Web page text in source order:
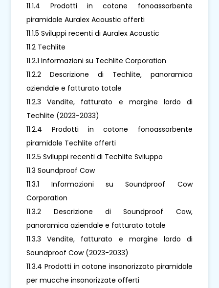
11.1.4 Prodotti in cotone fonoassorbente
piramidale Auralex Acoustic offerti
11.1.5 Sviluppi recenti di Auralex Acoustic
11.2 Techlite
11.2.1 Informazioni su Techlite Corporation
11.2.2 Descrizione di Techlite, panoramica
aziendale e fatturato totale
11.2.3 Vendite, fatturato e margine lordo di
Techlite (2023-2033)
11.2.4 Prodotti in cotone fonoassorbente
piramidale Techlite offerti
11.2.5 Sviluppi recenti di Techlite Sviluppo
11.3 Soundproof Cow
11.3.1 Informazioni su Soundproof Cow
Corporation
11.3.2 Descrizione di Soundproof Cow,
panoramica aziendale e fatturato totale
11.3.3 Vendite, fatturato e margine lordo di
Soundproof Cow (2023-2033)
11.3.4 Prodotti in cotone insonorizzato piramidale
per mucche insonorizzate offerti